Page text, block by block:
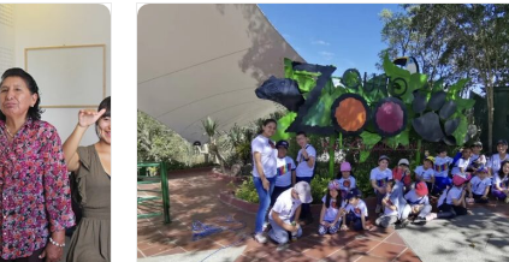
AÑADIR AL CARRITO / DETALLES